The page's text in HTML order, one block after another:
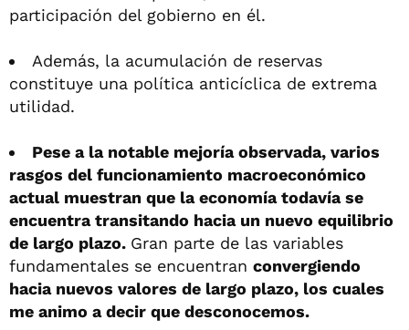
participación del gobierno en él.
Además, la acumulación de reservas
constituye una política anticíclica de extrema
utilidad.
Pese a la notable mejoría observada, varios
rasgos del funcionamiento macroeconómico
actual muestran que la economía todavía se
encuentra transitando hacia un nuevo equilibrio
de largo plazo. Gran parte de las variables
fundamentales se encuentran convergiendo
hacia nuevos valores de largo plazo, los cuales
me animo a decir que desconocemos.